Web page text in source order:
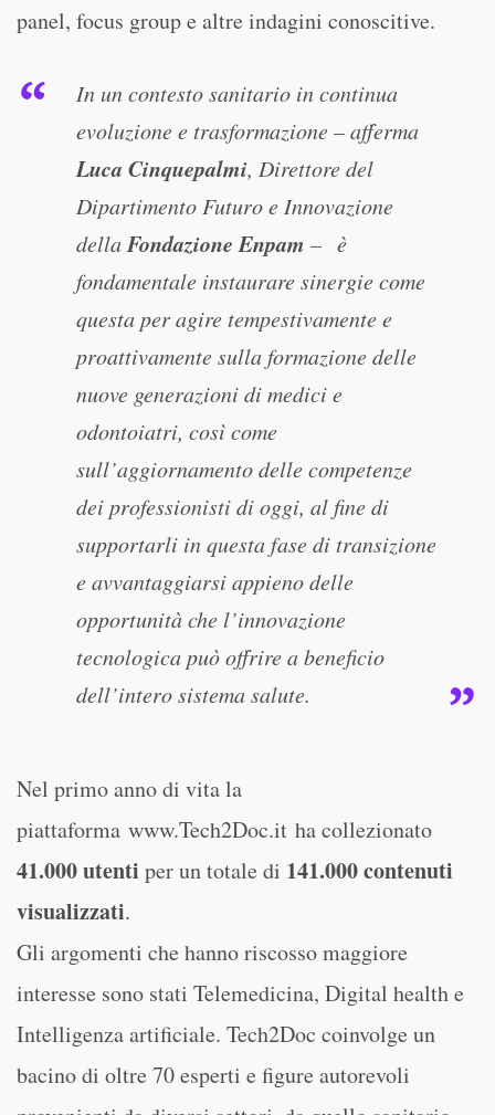
panel, focus group e altre indagini conoscitive.
In un contesto sanitario in continua
evoluzione e trasformazione – afferma
Luca Cinquepalmi, Direttore del
Dipartimento Futuro e Innovazione
dellaFondazione Enpam – è
fondamentale instaurare sinergie come
questa per agire tempestivamente e
proattivamente sulla formazione delle
nuove generazioni di medici e
odontoiatri, così come
sull’aggiornamento delle competenze
dei professionisti di oggi, al fine di
supportarli in questa fase di transizione
e avvantaggiarsi appieno delle
opportunità che l’innovazione
tecnologica può offrire a beneficio
dell’intero sistema salute.
Nel primo anno di vita la
piattaforma www.Tech2Doc.it ha collezionato
41.000 utenti per un totale di 141.000 contenuti
visualizzati.
Gli argomenti che hanno riscosso maggiore
interesse sono stati Telemedicina, Digital health e
Intelligenza artificiale. Tech2Doc coinvolge un
bacino di oltre 70 esperti e figure autorevoli